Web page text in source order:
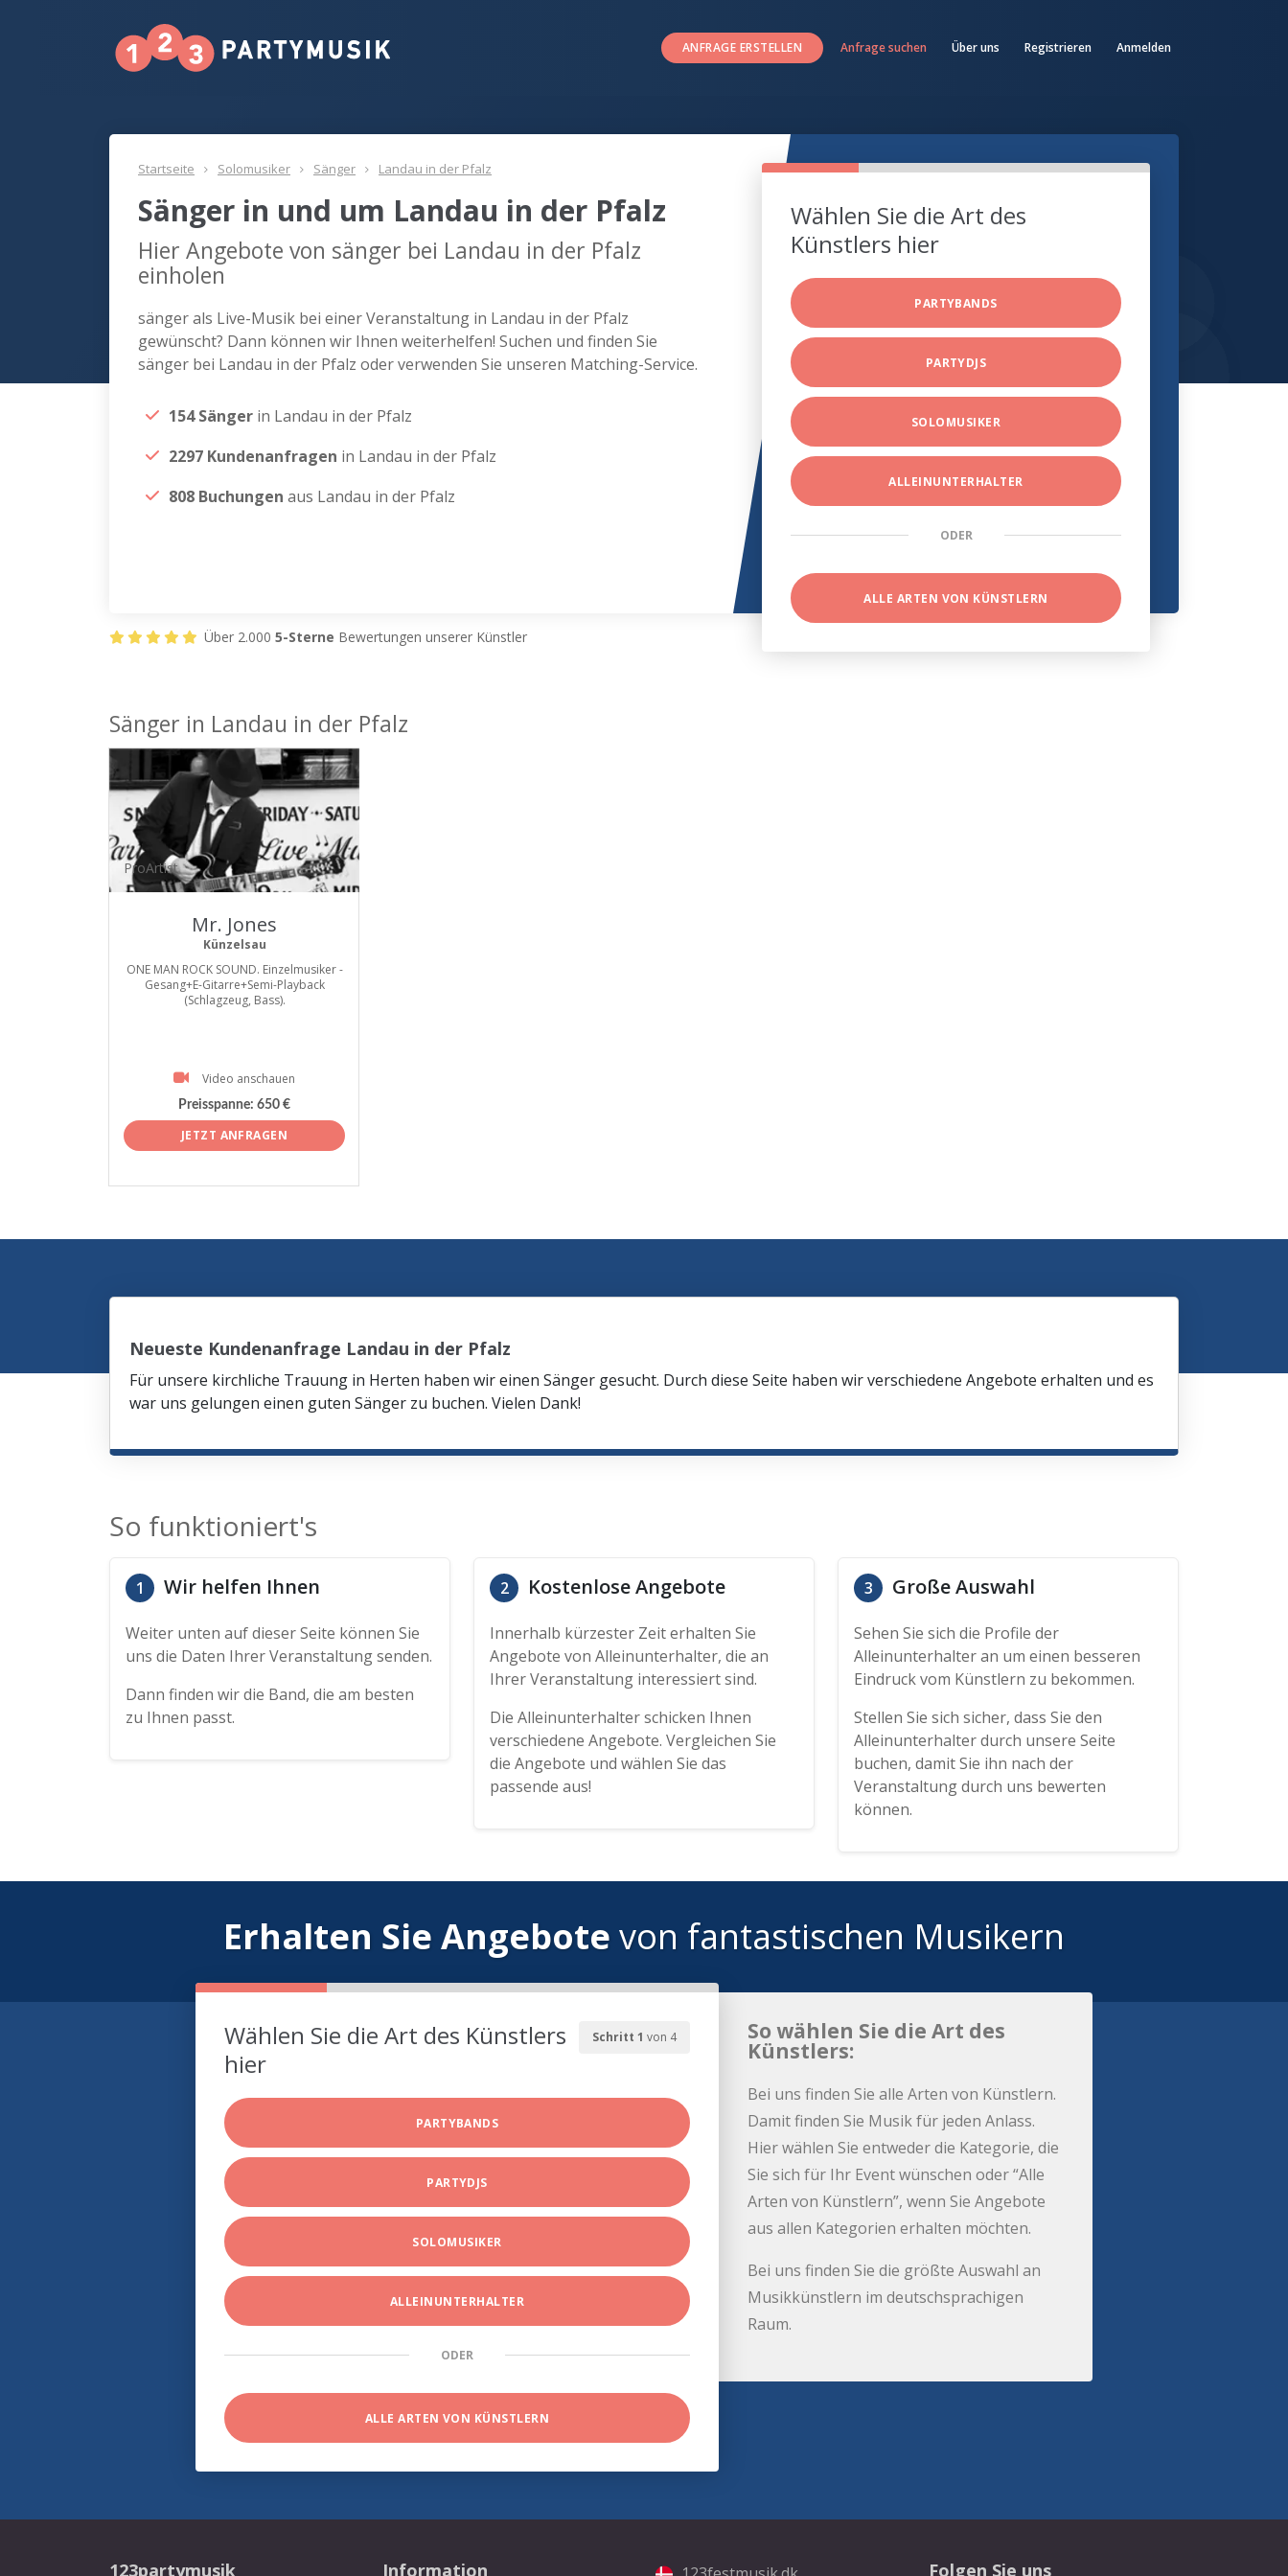
ANFRAGE ERSTELLEN Anfrage suchen Über uns Registrieren Anmelden
Startseite Solomusiker Sänger Landau in der Pfalz
Sänger in und um Landau in der Pfalz
Hier Angebote von sänger bei Landau in der Pfalz
einholen
sänger als Live-Musik bei einer Veranstaltung in Landau in der Pfalz
gewünscht? Dann können wir Ihnen weiterhelfen! Suchen und finden Sie
sänger bei Landau in der Pfalz oder verwenden Sie unseren Matching-Service.
154 Sänger in Landau in der Pfalz
2297 Kundenanfragen in Landau in der Pfalz
808 Buchungen aus Landau in der Pfalz
Wählen Sie die Art des
Künstlers hier
PARTYBANDS
PARTYDJS
SOLOMUSIKER
ALLEINUNTERHALTER
ODER
ALLE ARTEN VON KÜNSTLERN
Über 2.000 5-Sterne Bewertungen unserer Künstler
Sänger in Landau in der Pfalz
ProArtist
Mr. Jones
Künzelsau
ONE MAN ROCK SOUND. Einzelmusiker -
Gesang+E-Gitarre+Semi-Playback
(Schlagzeug, Bass).
Video anschauen
Preisspanne: 650 €
JETZT ANFRAGEN
Neueste Kundenanfrage Landau in der Pfalz
Für unsere kirchliche Trauung in Herten haben wir einen Sänger gesucht. Durch diese Seite haben wir verschiedene Angebote erhalten und es
war uns gelungen einen guten Sänger zu buchen. Vielen Dank!
So funktioniert's
1 Wir helfen Ihnen
Weiter unten auf dieser Seite können Sie
uns die Daten Ihrer Veranstaltung senden.
Dann finden wir die Band, die am besten
zu Ihnen passt.
2 Kostenlose Angebote
Innerhalb kürzester Zeit erhalten Sie
Angebote von Alleinunterhalter, die an
Ihrer Veranstaltung interessiert sind.
Die Alleinunterhalter schicken Ihnen
verschiedene Angebote. Vergleichen Sie
die Angebote und wählen Sie das
passende aus!
3 Große Auswahl
Sehen Sie sich die Profile der
Alleinunterhalter an um einen besseren
Eindruck vom Künstlern zu bekommen.
Stellen Sie sich sicher, dass Sie den
Alleinunterhalter durch unsere Seite
buchen, damit Sie ihn nach der
Veranstaltung durch uns bewerten
können.
Erhalten Sie Angebote von fantastischen Musikern
Schritt 1 von 4
Wählen Sie die Art des Künstlers
hier
PARTYBANDS
PARTYDJS
SOLOMUSIKER
ALLEINUNTERHALTER
ODER
ALLE ARTEN VON KÜNSTLERN
So wählen Sie die Art des
Künstlers:
Bei uns finden Sie alle Arten von Künstlern.
Damit finden Sie Musik für jeden Anlass.
Hier wählen Sie entweder die Kategorie, die
Sie sich für Ihr Event wünschen oder “Alle
Arten von Künstlern”, wenn Sie Angebote
aus allen Kategorien erhalten möchten.
Bei uns finden Sie die größte Auswahl an
Musikkünstlern im deutschsprachigen
Raum.
123partymusik Information Folgen Sie uns